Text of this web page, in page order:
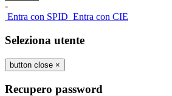
-
Entra con SPID Entra con CIE
Seleziona utente
button close ×
Recupero password